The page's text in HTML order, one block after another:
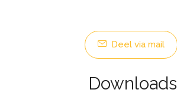
Deel via mail
Downloads